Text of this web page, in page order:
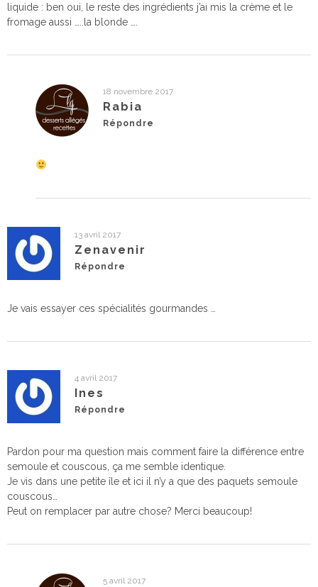
liquide : ben oui, le reste des ingrédients j’ai mis la crème et le
fromage aussi …..la blonde ….
18 novembre 2017
Rabia
Répondre
13 avril 2017
Zenavenir
Répondre
Je vais essayer ces spécialités gourmandes …
4 avril 2017
Ines
Répondre
Pardon pour ma question mais comment faire la différence entre
semoule et couscous, ça me semble identique.
Je vis dans une petite île et ici il n’y a que des paquets semoule
couscous…
Peut on remplacer par autre chose? Merci beaucoup!
5 avril 2017